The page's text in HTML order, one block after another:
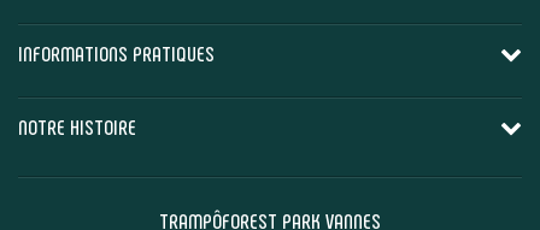
INFORMATIONS PRATIQUES
NOTRE HISTOIRE
TRAMPÔFOREST PARK VANNES